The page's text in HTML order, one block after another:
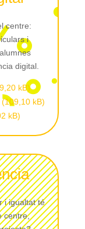
centre:
i
digital.
i igualtat té
centre,